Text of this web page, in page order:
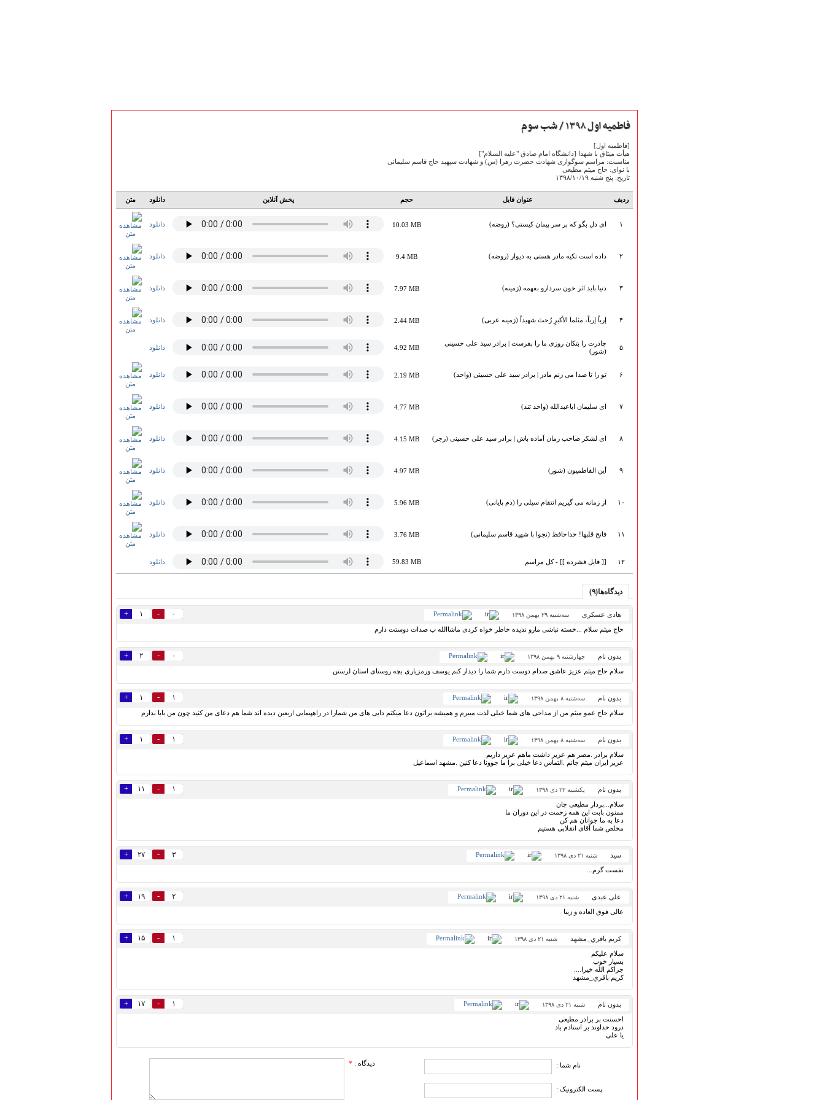
فاطمیه اول ۱۳۹۸ / شب سوم
[فاطمیه اول]
هیأت میثاق با شهدا [دانشگاه امام صادق "علیه السلام"]
مناسبت: مراسم سوگواری شهادت حضرت زهرا (س) و شهادت سپهبد حاج قاسم سلیمانی
با نوای: حاج میثم مطیعی
تاریخ: پنج شنبه ۱۳۹۸/۱۰/۱۹
ردیف عنوان فایل حجم پخش آنلاین دانلود متن
۱ ای دل بگو که بر سر پیمان کیستی؟ (روضه) 10.03 MB دانلود
۲ داده است تکیه مادر هستی به دیوار (روضه) 9.4 MB دانلود
۳ دنیا باید اثر خون سردارو بفهمه (زمینه) 7.97 MB دانلود
۴ إرباً إرباً، مثلما الأکبرِ رُحتَ شهیداً (زمینه عربی) 2.44 MB دانلود
۵
چادرت را بتکان روزی ما را بفرست | برادر سید علی حسینی
(شور)
4.92 MB دانلود
۶ تو را تا صدا می زنم مادر | برادر سید علی حسینی (واحد) 2.19 MB دانلود
۷ ای سلیمان اباعبدالله (واحد تند) 4.77 MB دانلود
۸ ای لشکر صاحب زمان آماده باش | برادر سید علی حسینی (رجز) 4.15 MB دانلود
۹ أین الفاطمیون (شور) 4.97 MB دانلود
۱۰ از زمانه می گیریم انتقام سیلی را (دم پایانی) 5.96 MB دانلود
۱۱ فاتح قلبها! خداحافظ (نجوا با شهید قاسم سلیمانی) 3.76 MB دانلود
۱۲ [[ فایل فشرده ]] - کل مراسم 59.83 MB دانلود
دیدگاه‌ها(۹)
هادی عسکری سه‌شنبه ۲۹ بهمن ۱۳۹۸ ۱ + ۰ -
حاج میثم سلام ...خسته نباشی مارو ندیده خاطر خواه کردی ماشاالله ب صدات دوستت دارم
بدون نام چهارشنبه ۹ بهمن ۱۳۹۸ ۲ + ۰ -
سلام حاج میثم عزیز عاشق صدام دوست دارم شما را دیدار کنم یوسف ورمزیاری بچه روستای استان لرستن
بدون نام سه‌شنبه ۸ بهمن ۱۳۹۸ ۱ + ۱ -
سلام حاج عمو میثم من از مداحی های شما خیلی لذت میبرم و همیشه براتون دعا میکنم دایی های من شمارا در راهپیمایی اربعین دیده اند شما هم دعای من کنید چون من بابا ندارم
بدون نام سه‌شنبه ۸ بهمن ۱۳۹۸ ۱ + ۱ -
سلام برادر .مصر هم عزیز داشت ماهم عزیز داریم
عزیز ایران میثم جانم .التماس دعا خیلی برا ما جوونا دعا کنین .مشهد اسماعیل
بدون نام یکشنبه ۲۲ دی ۱۳۹۸ ۱۱ + ۱ -
سلام...بردار مطیعی جان
ممنون بابت این همه زحمت در این دوران ما
دعا به ما جوانان هم کن
مخلص شما آقای انقلابی هستیم
سید شنبه ۲۱ دی ۱۳۹۸ ۲۷ + ۳ -
نفست گرم...
علی عبدی شنبه ۲۱ دی ۱۳۹۸ ۱۹ + ۲ -
عالی فوق العاده و زیبا
كريم باقري_مشهد شنبه ۲۱ دی ۱۳۹۸ ۱۵ + ۱ -
سلام عليكم
بسيار خوب
جزاكم الله خيرا....
كريم باقري_مشهد
بدون نام شنبه ۲۱ دی ۱۳۹۸ ۱۷ + ۱ -
احسنت بر برادر مطیعی
درود خداوند بر استادم باد
یا علی
نام شما :
پست الکترونیک :
دیدگاه : *